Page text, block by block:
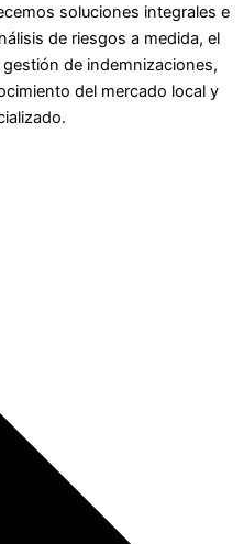
soluciones integrales e
de riesgos a medida, el
de indemnizaciones,
del mercado local y